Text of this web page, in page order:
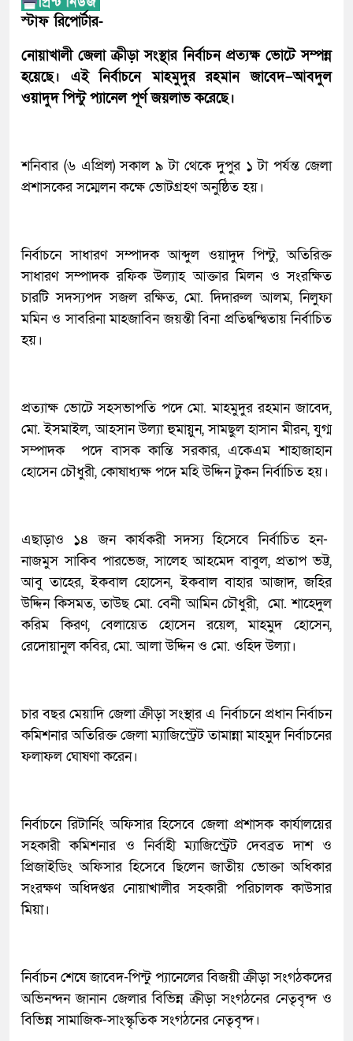
স্টাফ রিপোর্টার-
নোয়াখালী জেলা ক্রীড়া সংস্থার নির্বাচন প্রত্যক্ষ ভোটে সম্পন্ন
হয়েছে।
এই নির্বাচনে মাহমুদুর রহমান জাবেদ–আবদুল
ওয়াদুদ পিন্টু প্যানেল পূর্ণ জয়লাভ করেছে।
শনিবার (৬ এপ্রিল) সকাল ৯ টা থেকে দুপুর ১ টা পর্যন্ত জেলা
প্রশাসকের সম্মেলন কক্ষে ভোটগ্রহণ অনুষ্ঠিত হয়।
নির্বাচনে সাধারণ সম্পাদক আব্দুল ওয়াদুদ পিন্টু, অতিরিক্ত
সাধারণ সম্পাদক রফিক উল্যাহ আক্তার মিলন ও সংরক্ষিত
চারটি সদস্যপদ সজল রক্ষিত, মো. দিদারুল আলম, নিলুফা
মমিন ও সাবরিনা মাহজাবিন জয়ন্তী বিনা প্রতিদ্বন্দ্বিতায় নির্বাচিত
হয়।
প্রত্যাক্ষ ভোটে সহসভাপতি পদে মো. মাহমুদুর রহমান জাবেদ,
মো. ইসমাইল, আহসান উল্যা হুমায়ুন, সামছুল হাসান মীরন, যুগ্ম
সম্পাদক পদে বাসক কান্তি সরকার, একেএম শাহাজাহান
হোসেন চৌধুরী, কোষাধ্যক্ষ পদে মহি উদ্দিন টুকন নির্বাচিত হয়।
এছাড়াও ১৪ জন কার্যকরী সদস্য হিসেবে নির্বাচিত হন-
নাজমুস সাকিব পারভেজ, সালেহ আহমেদ বাবুল, প্রতাপ ভট্ট,
আবু তাহের, ইকবাল হোসেন, ইকবাল বাহার আজাদ, জহির
উদ্দিন কিসমত, তাউছ মো. বেনী আমিন চৌধুরী, মো. শাহেদুল
করিম কিরণ, বেলায়েত হোসেন রয়েল, মাহমুদ হোসেন,
রেদোয়ানুল কবির, মো. আলা উদ্দিন ও মো. ওহিদ উল্যা।
চার বছর মেয়াদি জেলা ক্রীড়া সংস্থার এ নির্বাচনে প্রধান নির্বাচন
কমিশনার অতিরিক্ত জেলা ম্যাজিস্ট্রেট তামান্না মাহমুদ নির্বাচনের
ফলাফল ঘোষণা করেন।
নির্বাচনে রিটার্নিং অফিসার হিসেবে জেলা প্রশাসক কার্যালয়ের
সহকারী কমিশনার ও নির্বাহী ম্যাজিস্ট্রেট দেবব্রত দাশ ও
প্রিজাইডিং অফিসার হিসেবে ছিলেন জাতীয় ভোক্তা অধিকার
সংরক্ষণ অধিদপ্তর নোয়াখালীর সহকারী পরিচালক কাউসার
মিয়া।
নির্বাচন শেষে জাবেদ-পিন্টু প্যানেলের বিজয়ী ক্রীড়া সংগঠকদের
অভিনন্দন জানান জেলার বিভিন্ন ক্রীড়া সংগঠনের নেতৃবৃন্দ ও
বিভিন্ন সামাজিক-সাংস্কৃতিক সংগঠনের নেতৃবৃন্দ।